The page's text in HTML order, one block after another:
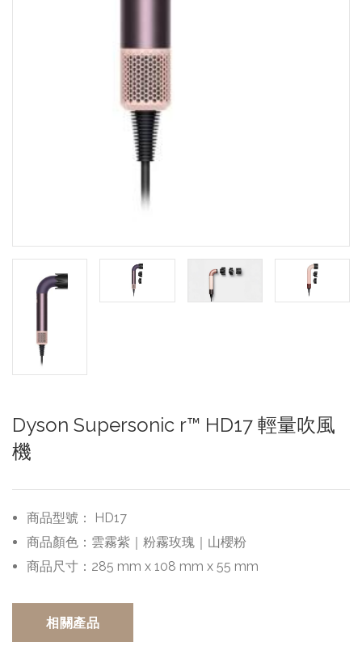
Dyson Supersonic r™ HD17 輕量吹風
機
商品型號：
HD17
商品顏色： 雲霧紫｜粉霧玫瑰｜山櫻粉
商品尺寸： 285 mm x 108 mm x 55 mm
相關產品